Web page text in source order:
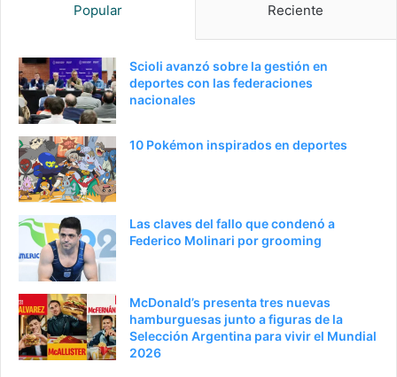
Popular Reciente
Scioli avanzó sobre la gestión en
deportes con las federaciones
nacionales
10 Pokémon inspirados en deportes
Las claves del fallo que condenó a
Federico Molinari por grooming
McDonald’s presenta tres nuevas
hamburguesas junto a figuras de la
Selección Argentina para vivir el Mundial
2026